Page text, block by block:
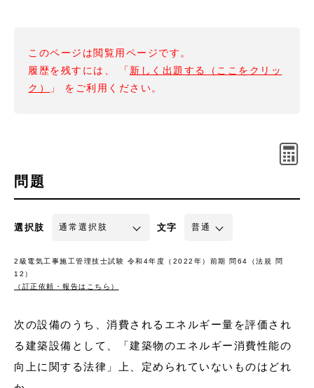
このページは閲覧用ページです。
履歴を残すには、 「 新しく出題する（ここをクリッ
ク）
」 をご利用ください。
問題
選択肢 文字
2級電気工事施工管理技士試験 令和4年度（2022年）前期 問64（法規 問
12）
（訂正依頼・報告はこちら）
次の設備のうち、消費されるエネルギー量を評価され
る建築設備として、「建築物のエネルギー消費性能の
向上に関する法律」上、定められていないものはどれ